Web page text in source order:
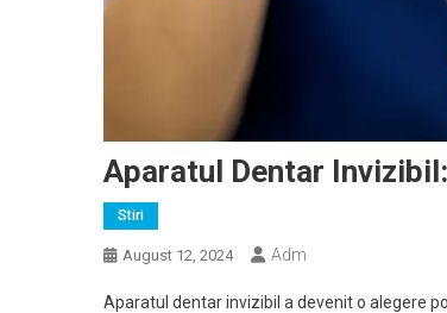
Aparatul Dentar
Stiri
August 12, 2024 Adm
Aparatul dentar invizibil a devenit o alegere